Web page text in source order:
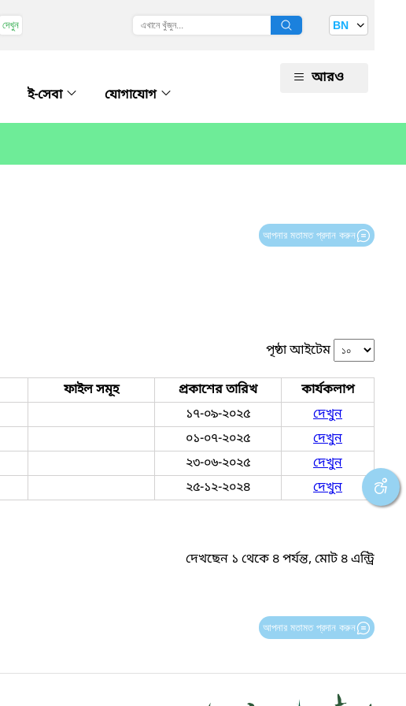
দেখুন BN
ই-সেবা যোগাযোগ
আরও
আপনার মতামত প্রদান করুন
পৃষ্ঠা আইটেম
ফাইল সমূহ প্রকাশের তারিখ
কার্যকলাপ
১৭-০৯-২০২৫
দেখুন
০১-০৭-২০২৫
দেখুন
২৩-০৬-২০২৫
দেখুন
২৫-১২-২০২৪
দেখুন
দেখছেন ১ থেকে ৪ পর্যন্ত, মোট ৪ এন্ট্রি
আপনার মতামত প্রদান করুন